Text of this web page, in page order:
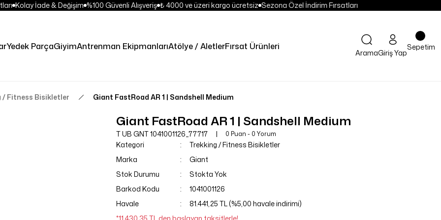
Kolay İade & Değişim %100 Güvenli Alışveriş ₺ 4000 ve üzeri kargo ücretsiz Sezona Özel İndirim Fırsatları
Yedek ParçaGiyimAntrenman EkipmanlarıAtölye / AletlerFırsat Ürünleri
AramaGiriş Yap
Sepetim
/ Fitness Bisikletler Giant FastRoad AR 1 | Sandshell Medium
Giant FastRoad AR 1 | Sandshell Medium
T UB GNT 1041001126_77717 0 Puan - 0 Yorum
Kategori
Trekking / Fitness Bisikletler
Marka
Giant
Stok Durumu
Stokta Yok
Barkod Kodu
1041001126
Havale
81.441,25 TL (%5,00 havale indirimi)